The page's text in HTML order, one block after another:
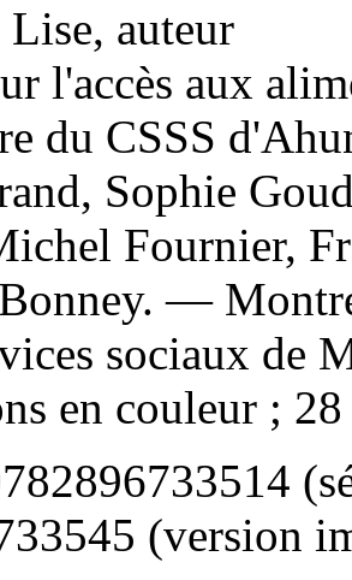
auteur
l'accès aux
du CSSS
Sophie
Fournier,
—
sociaux
en couleur ;
(version